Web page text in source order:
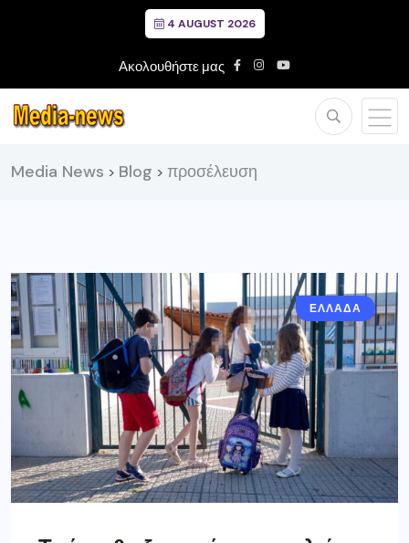
4 AUGUST 2026
Ακολουθήστε μας
Media News > Blog > προσέλευση
ΕΛΛΑΔΑ